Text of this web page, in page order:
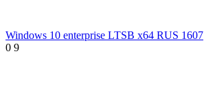
Windows 10 enterprise LTSB x64 RUS 1607
0 9